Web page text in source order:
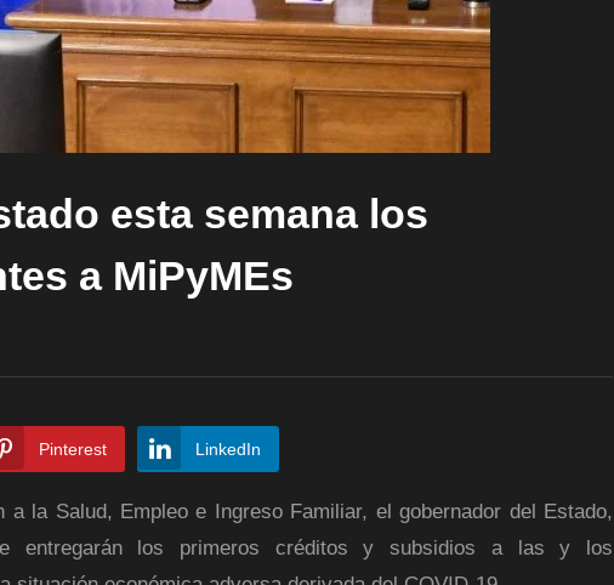
esta semana los
a MiPyMEs
Pinterest LinkedIn
la Salud, Empleo e Ingreso Familiar, el gobernador del Estado,
entregarán los primeros créditos y subsidios a las y los